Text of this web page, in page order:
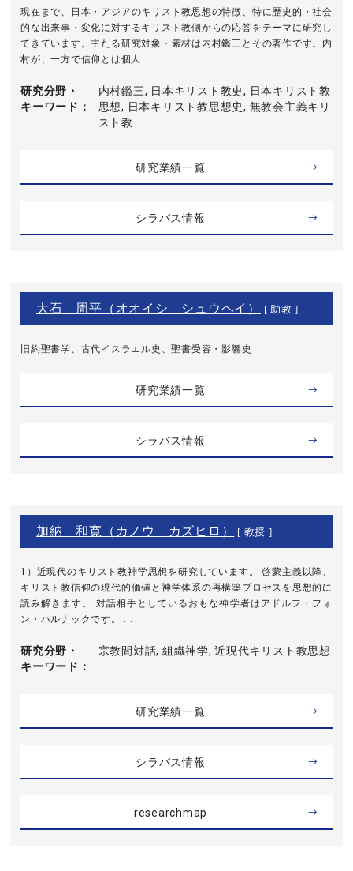
現在まで、日本・アジアのキリスト教思想の特徴、特に歴史的・社会
的な出来事・変化に対するキリスト教側からの応答をテーマに研究し
てきています。主たる研究対象・素材は内村鑑三とその著作です。内
村が、一方で信仰とは個人 ...
研究分野・
キーワード
内村鑑三, 日本キリスト教史, 日本キリスト教
思想, 日本キリスト教思想史, 無教会主義キリ
スト教
研究業績一覧
シラバス情報
大石 周平（オオイシ シュウヘイ） [ 助教 ]
旧約聖書学、古代イスラエル史、聖書受容・影響史
研究業績一覧
シラバス情報
加納 和寛（カノウ カズヒロ） [ 教授 ]
1）近現代のキリスト教神学思想を研究しています。 啓蒙主義以降、
キリスト教信仰の現代的価値と神学体系の再構築プロセスを思想的に
読み解きます。 対話相手としているおもな神学者はアドルフ・フォ
ン・ハルナックです。 ...
研究分野・
キーワード
宗教間対話, 組織神学, 近現代キリスト教思想
研究業績一覧
シラバス情報
researchmap